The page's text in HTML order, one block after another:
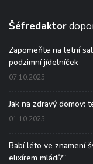
Šéfredaktor
Zapomeňte na letní
podzimní jídelníček
07.10.2025
Jak na zdravý domov:
01.10.2025
Babí léto ve znamení
elixírem mládí?“